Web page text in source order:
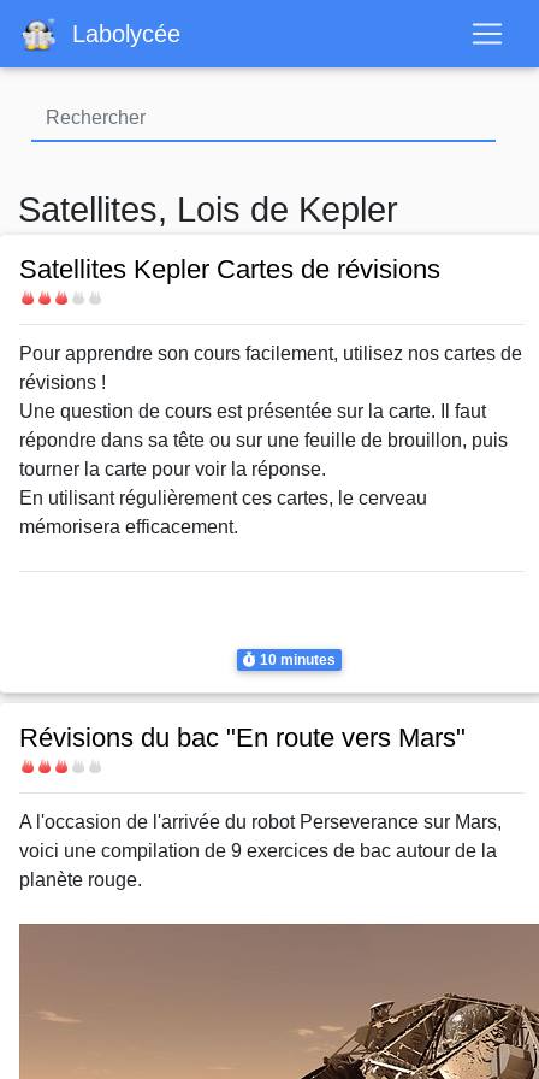
contenu
Labolycée
Satellites, Lois de Kepler
Satellites Kepler Cartes de révisions
Difficulté
Body
Pour apprendre son cours facilement, utilisez nos cartes de
révisions !
Une question de cours est présentée sur la carte. Il faut
répondre dans sa tête ou sur une feuille de brouillon, puis
tourner la carte pour voir la réponse.
En utilisant régulièrement ces cartes, le cerveau
mémorisera efficacement.
Durée
10 minutes
Révisions du bac "En route vers Mars"
Difficulté
Body
A l'occasion de l'arrivée du robot Perseverance sur Mars,
voici une compilation de 9 exercices de bac autour de la
planète rouge.